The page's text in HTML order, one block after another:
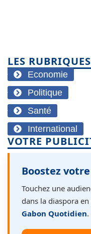
LES RUBRIQUES
Economie
Politique
Santé
International
VOTRE
Boostez
Touchez une
dans la diaspora
Gabon Quotidien.